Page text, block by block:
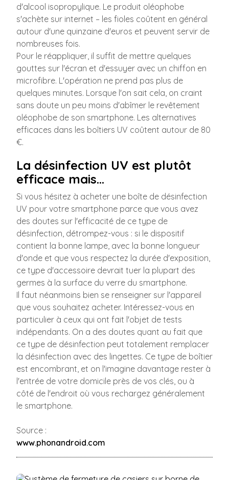
d'alcool isopropylique. Le produit oléophobe
s'achète sur internet – les fioles coûtent en général
autour d'une quinzaine d'euros et peuvent servir de
nombreuses fois.
Pour le réappliquer, il suffit de mettre quelques
gouttes sur l'écran et d'essuyer avec un chiffon en
microfibre. L'opération ne prend pas plus de
quelques minutes. Lorsque l'on sait cela, on craint
sans doute un peu moins d'abîmer le revêtement
oléophobe de son smartphone. Les alternatives
efficaces dans les boîtiers UV coûtent autour de 80
€.
La désinfection UV est plutôt
efficace mais…
Si vous hésitez à acheter une boîte de désinfection
UV pour votre smartphone parce que vous avez
des doutes sur l'efficacité de ce type de
désinfection, détrompez-vous : si le dispositif
contient la bonne lampe, avec la bonne longueur
d'onde et que vous respectez la durée d'exposition,
ce type d'accessoire devrait tuer la plupart des
germes à la surface du verre du smartphone.
Il faut néanmoins bien se renseigner sur l'appareil
que vous souhaitez acheter. Intéressez-vous en
particulier à ceux qui ont fait l'objet de tests
indépendants. On a des doutes quant au fait que
ce type de désinfection peut totalement remplacer
la désinfection avec des lingettes. Ce type de boîtier
est encombrant, et on l'imagine davantage rester à
l'entrée de votre domicile près de vos clés, ou à
côté de l'endroit où vous rechargez généralement
le smartphone.
Source :
www.phonandroid.com